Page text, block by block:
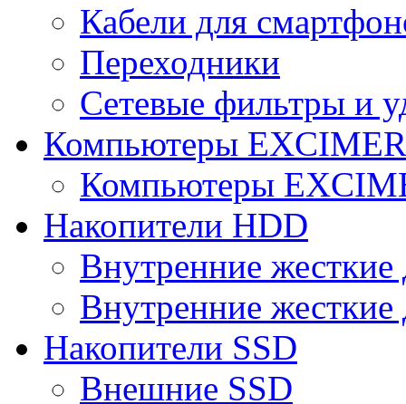
Кабели для
Переходники
Сетевые фильтры и
Компьютеры
Компьютеры
Накопители HDD
Внутренние
Внутренние
Накопители SSD
Внешние SSD